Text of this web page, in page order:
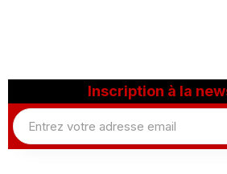
Inscription à la